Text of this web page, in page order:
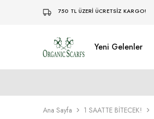
750 TL ÜZERİ ÜCRETSİZ KARGO!
Organikscarf Yeni Gelenler
Ana Sayfa 1 SAATTE BİTECEK!